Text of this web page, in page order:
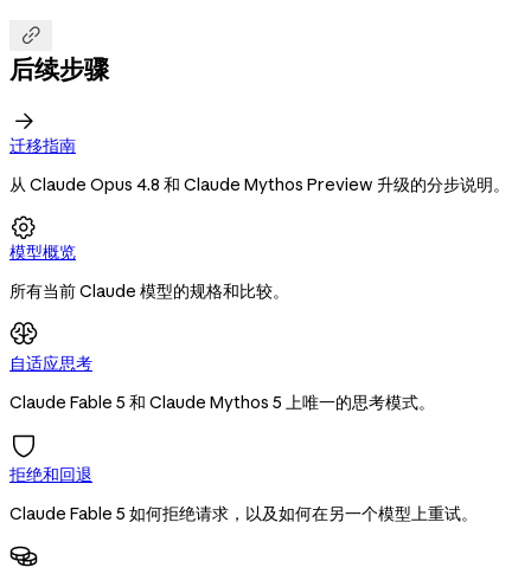

后续步骤

迁移指南
从 Claude Opus 4.8 和 Claude Mythos Preview 升级的分步说明。

模型概览
所有当前 Claude 模型的规格和比较。
自适应思考
Claude Fable 5 和 Claude Mythos 5 上唯一的思考模式。
拒绝和回退
Claude Fable 5 如何拒绝请求，以及如何在另一个模型上重试。